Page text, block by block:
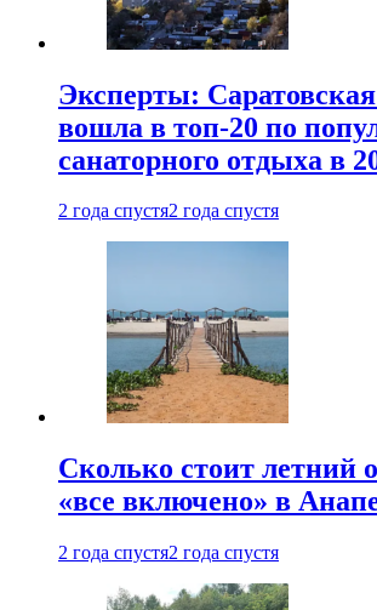
Эксперты: Саратовская
вошла в топ-20 по
санаторного отдыха в
2 года спустя2 года спустя
Сколько стоит летний
«все включено» в
2 года спустя2 года спустя